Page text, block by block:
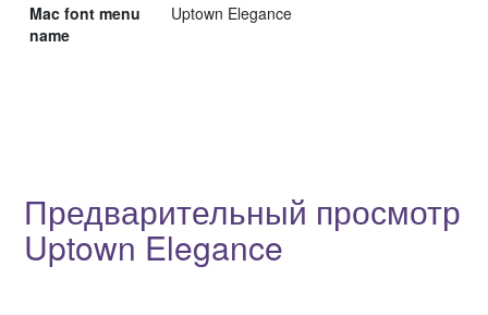
Mac font menu
name
Uptown Elegance
Предварительный просмотр
Uptown Elegance